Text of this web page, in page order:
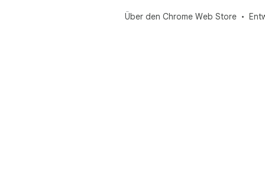
Über den Chrome Web Store